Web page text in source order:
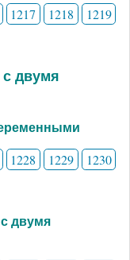
1217 1218
1219
двумя
1228 1229
1230
двумя